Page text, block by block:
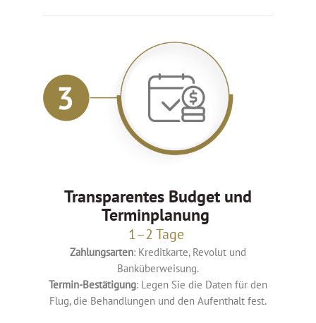
Transparentes Budget und
Terminplanung
1–2 Tage
Zahlungsarten: Kreditkarte, Revolut und
Banküberweisung.
Termin-Bestätigung: Legen Sie die Daten für den
Flug, die Behandlungen und den Aufenthalt fest.